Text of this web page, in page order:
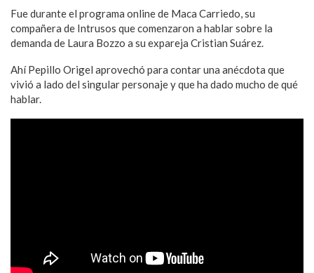
Fue durante el programa online de Maca Carriedo, su
compañera de Intrusos que comenzaron a hablar sobre la
demanda de Laura Bozzo a su expareja Cristian Suárez.
Ahí Pepillo Origel aprovechó para contar una anécdota que
vivió a lado del singular personaje y que ha dado mucho de qué
hablar.